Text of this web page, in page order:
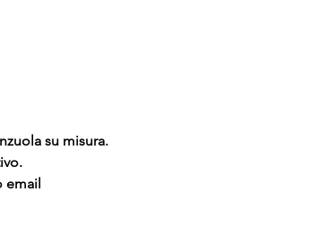
su misura.
email